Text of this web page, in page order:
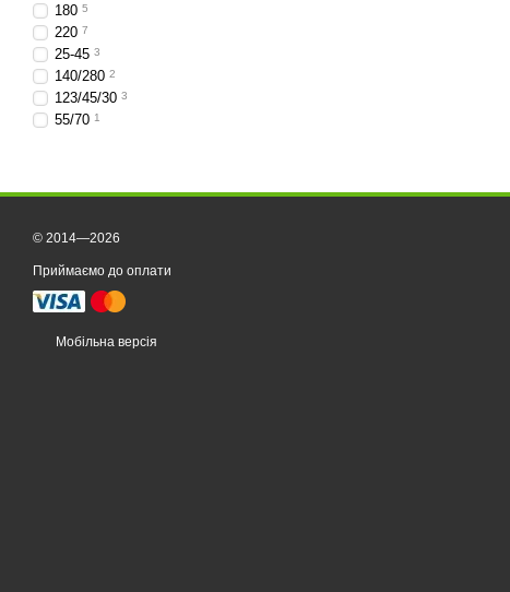
180 5
220 7
25-45 3
140/280 2
123/45/30 3
55/70 1
© 2014—2026
Приймаємо до оплати
Мобільна версія